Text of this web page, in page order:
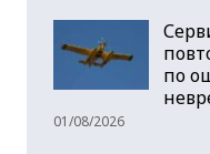
по
01/08/2026